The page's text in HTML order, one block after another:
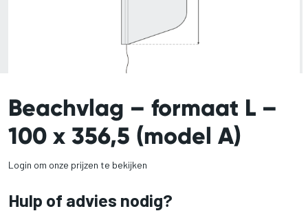
Beachvlag – formaat L –
100 x 356,5 (model A)
Login om onze prijzen te bekijken
Hulp of advies nodig?